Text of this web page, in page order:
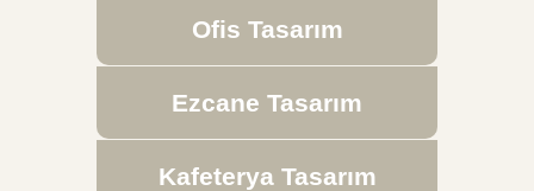
Ofis Tasarım
Ezcane Tasarım
Kafeterya Tasarım